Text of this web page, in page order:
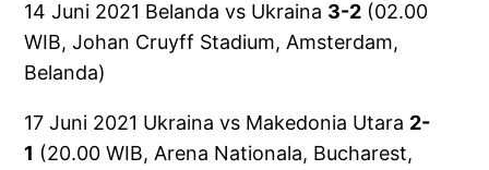
14 Juni 2021 Belanda vs Ukraina 3-2 (02.00
WIB, Johan Cruyff Stadium, Amsterdam,
Belanda)
17 Juni 2021 Ukraina vs Makedonia Utara 2-
1 (20.00 WIB, Arena Nationala, Bucharest,